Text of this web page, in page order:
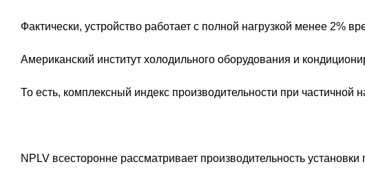
Фактически, устройство работает с полной нагрузкой менее 2%
Американский институт холодильного оборудования и
То есть, комплексный индекс производительности при частичной
NPLV всесторонне рассматривает производительность